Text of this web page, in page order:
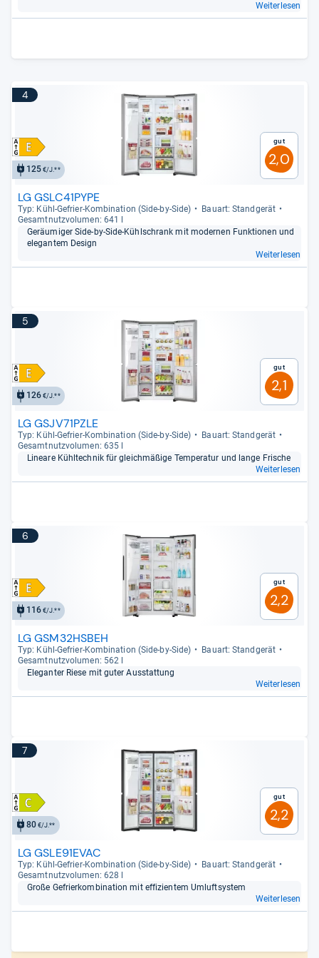
Weiterlesen
4
125 €/J.**
Gut
2,0
LG GSLC41PYPE
Typ: Kühl-​Gefrier-​Kom­bi­na­tion (Side-​by-​Side)
Bau­art: Stand­ge­rät
Gesamt­nutz­vo­lu­men: 641 l
Geräu­mi­ger Side-​by-​Side-​Kühl­schrank mit moder­nen Funk­tio­nen und
ele­gan­tem Design
Weiterlesen
5
126 €/J.**
Gut
2,1
LG GSJV71PZLE
Typ: Kühl-​Gefrier-​Kom­bi­na­tion (Side-​by-​Side)
Bau­art: Stand­ge­rät
Gesamt­nutz­vo­lu­men: 635 l
Lineare Kühl­tech­nik für gleich­mä­ßige Tem­pe­ra­tur und lange Fri­sche
Weiterlesen
6
116 €/J.**
Gut
2,2
LG GSM32HSBEH
Typ: Kühl-​Gefrier-​Kom­bi­na­tion (Side-​by-​Side)
Bau­art: Stand­ge­rät
Gesamt­nutz­vo­lu­men: 562 l
Ele­gan­ter Riese mit guter Aus­stat­tung
Weiterlesen
7
80€/J.**
Gut
2,2
LG GSLE91EVAC
Typ: Kühl-​Gefrier-​Kom­bi­na­tion (Side-​by-​Side)
Bau­art: Stand­ge­rät
Gesamt­nutz­vo­lu­men: 628 l
Große Gefrier­kom­bi­na­tion mit effi­zi­en­tem Umluft­sys­tem
Weiterlesen